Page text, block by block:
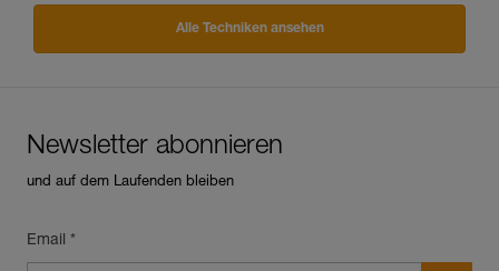
Alle Techniken ansehen
Newsletter abonnieren
und auf dem Laufenden bleiben
Email *